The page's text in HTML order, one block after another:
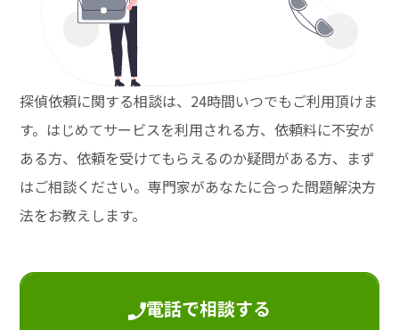
探偵依頼に関する相談は、24時間いつでもご利用頂けま
す。はじめてサービスを利用される方、依頼料に不安が
ある方、依頼を受けてもらえるのか疑問がある方、まず
はご相談ください。専門家があなたに合った問題解決方
法をお教えします。
電話で相談する